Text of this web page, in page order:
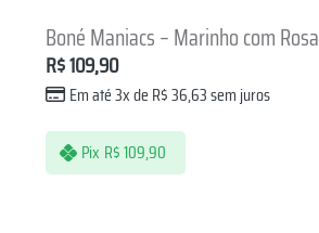
Boné Maniacs – Marinho com Rosa
R$109,90
Em até 3x de R$36,63sem juros
Pix R$109,90